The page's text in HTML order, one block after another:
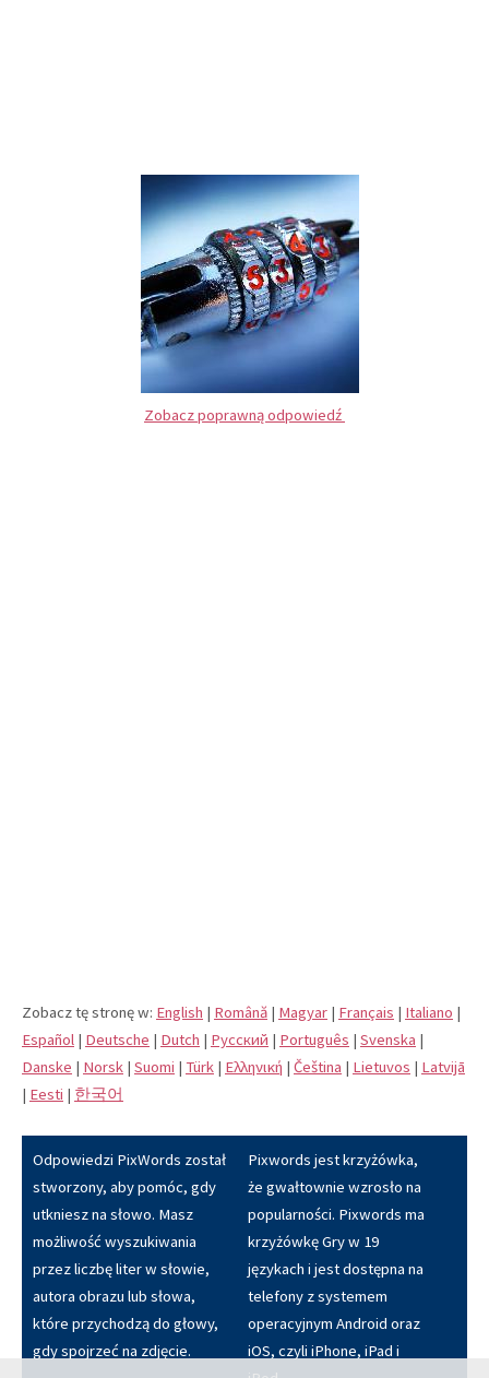
Zobacz poprawną odpowiedź
Zobacz tę stronę w: English | Română | Magyar | Français | Italiano |
Español | Deutsche | Dutch | Pусский | Português | Svenska |
Danske | Norsk | Suomi | Türk | Eλληνική | Čeština | Lietuvos | Latvijā
| Eesti | 한국어
Odpowiedzi PixWords został
stworzony, aby pomóc, gdy
utkniesz na słowo. Masz
możliwość wyszukiwania
przez liczbę liter w słowie,
autora obrazu lub słowa,
które przychodzą do głowy,
gdy spojrzeć na zdjęcie.
Pixwords jest krzyżówka,
że gwałtownie wzrosło na
popularności. Pixwords ma
krzyżówkę Gry w 19
językach i jest dostępna na
telefony z systemem
operacyjnym Android oraz
iOS, czyli iPhone, iPad i